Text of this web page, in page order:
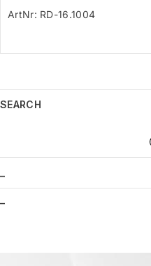
ArtNr: RD-16.1004
SEARCH
–